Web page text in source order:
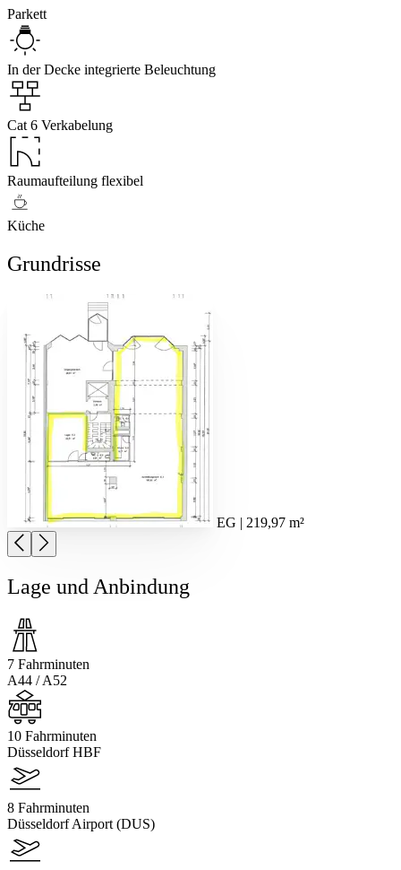
Parkett
In der Decke integrierte Beleuchtung
Cat 6 Verkabelung
Raumaufteilung flexibel
Küche
Grundrisse
EG | 219,97 m²
Lage und Anbindung
7 Fahrminuten
A44 / A52
10 Fahrminuten
Düsseldorf HBF
8 Fahrminuten
Düsseldorf Airport (DUS)